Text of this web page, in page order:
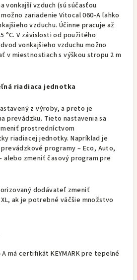
vonkajší vzduch (sú súčasťou
zariadenie Vitocal 060-A ľahko
vzduchu. Účinne pracuje až
°C. V závislosti od použitého
vonkajšieho vzduchu možno
v miestnostiach s výškou stropu 2 m
riadiaca jednotka
z výroby, a preto je
prevádzku. Tieto nastavenia sa
meniť prostredníctvom
riadiacej jednotky. Napríklad je
programy – Eco, Auto,
alebo zmeniť časový program pre
dodávateľ zmeniť
ak je potrebné väčšie množstvo
má certifikát KEYMARK pre tepelné